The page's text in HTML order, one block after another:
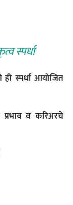
स्पर्धा
ही स्पर्धा आयोजित
प्रभाव व करिअरचे